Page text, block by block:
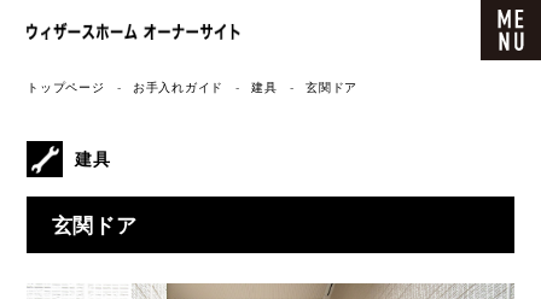
ウィザースホーム オーナーサイト
トップページ お手入れガイド 建具 玄関ドア
建具
玄関ドア